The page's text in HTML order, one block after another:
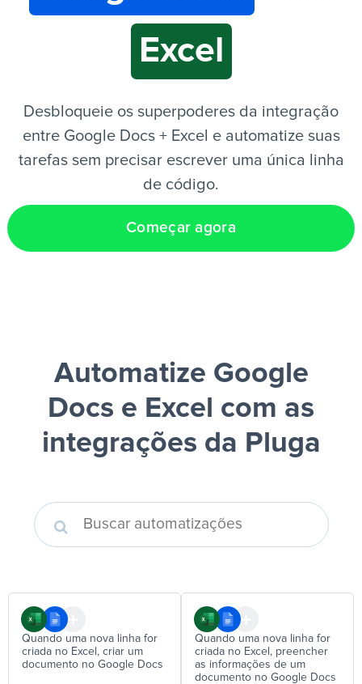
PT
Excel
Desbloqueie os superpoderes da integração
entre Google Docs + Excel e automatize suas
tarefas sem precisar escrever uma única linha
de código.
Começar agora
Automatize Google
Docs e Excel com as
integrações da Pluga
Quando uma nova linha for
criada no Excel, criar um
documento no Google Docs
Quando uma nova linha for
criada no Excel, preencher
as informações de um
documento no Google Docs